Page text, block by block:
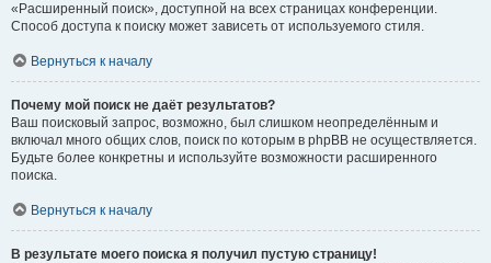
«Расширенный поиск», доступной на всех страницах конференции.
Способ доступа к поиску может зависеть от используемого стиля.
Вернуться к началу
Почему мой поиск не даёт результатов?
Ваш поисковый запрос, возможно, был слишком неопределённым и
включал много общих слов, поиск по которым в phpBB не осуществляется.
Будьте более конкретны и используйте возможности расширенного
поиска.
Вернуться к началу
В результате моего поиска я получил пустую страницу!